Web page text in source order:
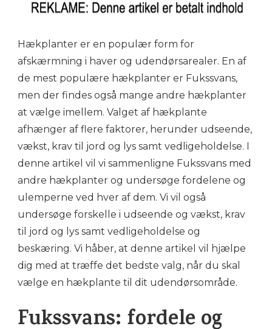
Hækplanter er en populær form for
afskærmning i haver og udendørsarealer. En af
de mest populære hækplanter er Fukssvans,
men der findes også mange andre hækplanter
at vælge imellem. Valget af hækplante
afhænger af flere faktorer, herunder udseende,
vækst, krav til jord og lys samt vedligeholdelse. I
denne artikel vil vi sammenligne Fukssvans med
andre hækplanter og undersøge fordelene og
ulemperne ved hver af dem. Vi vil også
undersøge forskelle i udseende og vækst, krav
til jord og lys samt vedligeholdelse og
beskæring. Vi håber, at denne artikel vil hjælpe
dig med at træffe det bedste valg, når du skal
vælge en hækplante til dit udendørsområde.
Fukssvans: fordele og